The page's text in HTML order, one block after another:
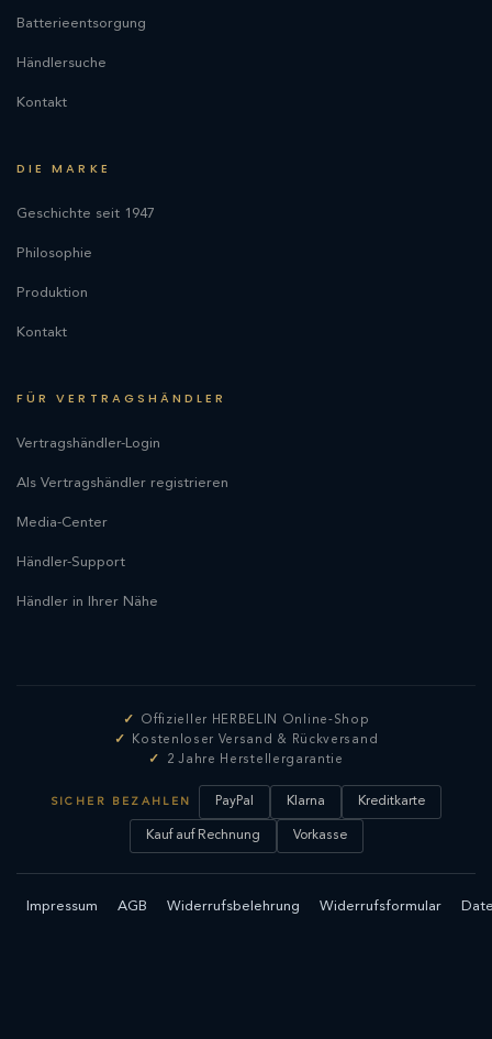
Batterieentsorgung
Händlersuche
Kontakt
DIE MARKE
Geschichte seit 1947
Philosophie
Produktion
Kontakt
FÜR VERTRAGSHÄNDLER
Vertragshändler-Login
Als Vertragshändler registrieren
Media-Center
Händler-Support
Händler in Ihrer Nähe
Offizieller HERBELIN Online-Shop
Kostenloser Versand & Rückversand
2 Jahre Herstellergarantie
SICHER BEZAHLEN PayPal Klarna Kreditkarte
Kauf auf Rechnung Vorkasse
Impressum AGB Widerrufsbelehrung Widerrufsformular